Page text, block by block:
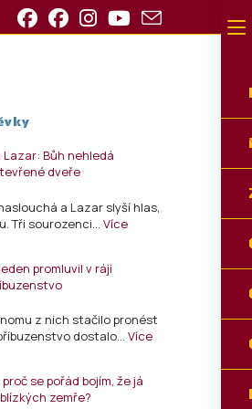
Bůh nehledá
dveře
a Lazar slyší hlas,
Tři sourozenci…Více
promluvil v ráji
z nich stačilo pronést
dostalo…Více
se pořád bojím, že já
zemře?